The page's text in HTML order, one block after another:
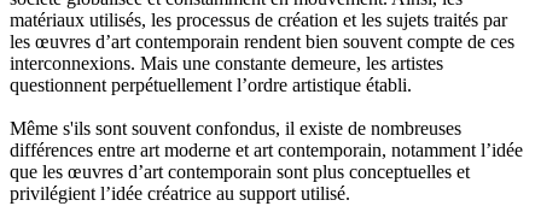
matériaux utilisés, les processus de création et les sujets traités par
les œuvres d’art contemporain rendent bien souvent compte de ces
interconnexions. Mais une constante demeure, les artistes
questionnent perpétuellement l’ordre artistique établi.
Même s'ils sont souvent confondus, il existe de nombreuses
différences entre art moderne et art contemporain, notamment l’idée
que les œuvres d’art contemporain sont plus conceptuelles et
privilégient l’idée créatrice au support utilisé.